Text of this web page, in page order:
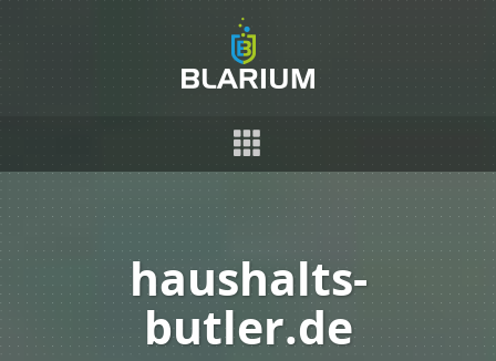
haushalts-
butler.de